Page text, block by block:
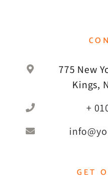
775 New
Kings,
+
GET